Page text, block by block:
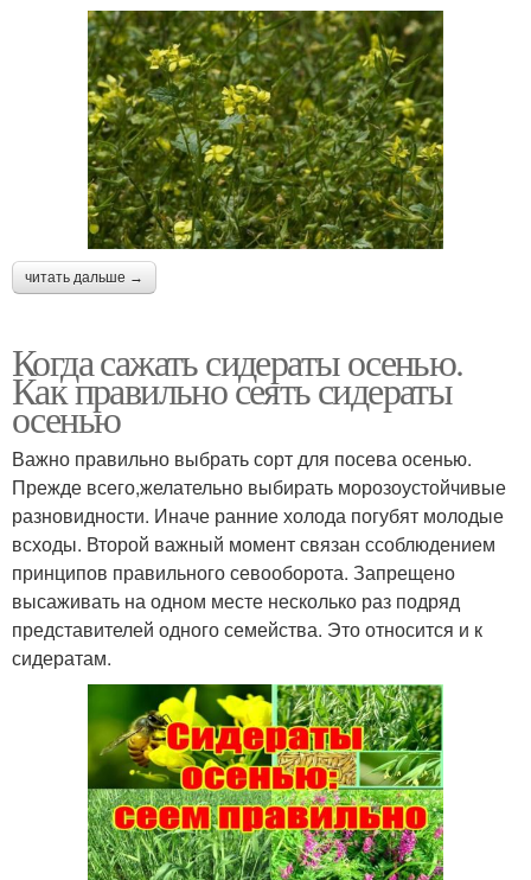
читать дальше →
Когда сажать сидераты осенью.
Как правильно сеять сидераты
осенью
Важно правильно выбрать сорт для посева осенью.
Прежде всего,желательно выбирать морозоустойчивые
разновидности. Иначе ранние холода погубят молодые
всходы. Второй важный момент связан ссоблюдением
принципов правильного севооборота. Запрещено
высаживать на одном месте несколько раз подряд
представителей одного семейства. Это относится и к
сидератам.